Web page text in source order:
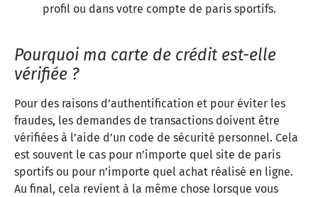
profil ou dans votre compte de paris sportifs.
Pourquoi ma carte de crédit est-elle
vérifiée ?
Pour des raisons d’authentification et pour éviter les
fraudes, les demandes de transactions doivent être
vérifiées à l’aide d’un code de sécurité personnel. Cela
est souvent le cas pour n’importe quel site de paris
sportifs ou pour n’importe quel achat réalisé en ligne.
Au final, cela revient à la même chose lorsque vous